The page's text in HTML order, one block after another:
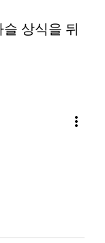
상식을 뒤
more_vert